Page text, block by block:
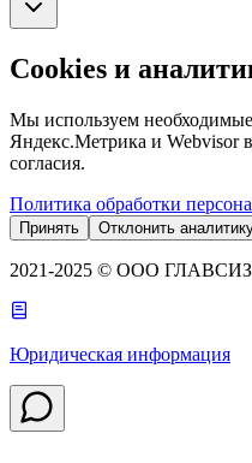
Cookies и
Мы используем
Яндекс.Метрика и Webvisor
согласия.
Политика обработки
Принять Отклонить
2021-2025 © ООО ГЛАВСИЗ
Юридическая информация